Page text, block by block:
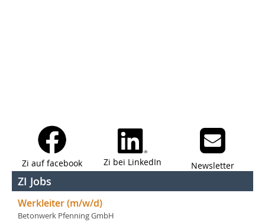
Zi auf facebook Zi bei LinkedIn Newsletter
ZI Jobs
Werkleiter (m/w/d)
Betonwerk Pfenning GmbH